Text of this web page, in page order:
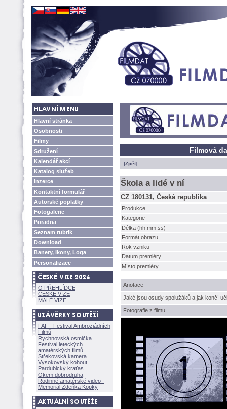
Hlavní stránka
Osobnosti
Filmy
Sdružení
Kalendář akcí
Katalog služeb
Inzerce
Kontaktní formulář
Autorské poplatky
Fotogalerie
Poradna
Seznam rubrik
Download
Banery, Ikony, Loga
Personalizace
O PŘEHLÍDCE
ČESKÉ VIZE
MALÉ VIZE
FAF - Festival Ambroziádních
Filmů
Rychnovská osmička
Festival leteckých
amatérských filmů
Střekovská kamera
Vysokovský kohout
Pardubický kraťas
Okem dobrodruha
Rodinné amatérské video -
Memoriál Zdeňka Kopky
Filmová
[Zpět]
kola a lidé v ní
CZ 180131, Česká republika
Produkce
Kategorie
Délka (hh:mm:ss)
Formát obrazu
Rok vzniku
Datum premiéry
Místo premiéry
Anotace
Jaké jsou osudy spolužáků a jak končí
Fotografie z filmu